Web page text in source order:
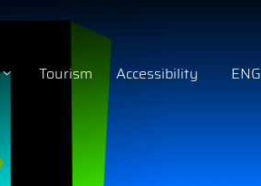
Tourism Accessibility ENG